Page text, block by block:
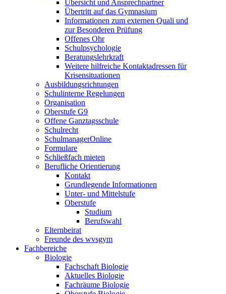
Übersicht und Ansprechpartner
Übertritt auf das Gymnasium
Informationen zum externen Quali und
zur Besonderen Prüfung
Offenes Ohr
Schulpsychologie
Beratungslehrkraft
Weitere hilfreiche Kontaktadressen für
Krisensituationen
Ausbildungsrichtungen
Schulinterne Regelungen
Organisation
Oberstufe G9
Offene Ganztagsschule
Schulrecht
SchulmanagerOnline
Formulare
Schließfach mieten
Berufliche Orientierung
Kontakt
Grundlegende Informationen
Unter- und Mittelstufe
Oberstufe
Studium
Berufswahl
Elternbeirat
Freunde des wvsgym
Fachbereiche
Biologie
Fachschaft Biologie
Aktuelles Biologie
Fachräume Biologie